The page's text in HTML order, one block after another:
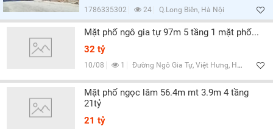
GIẤY TỜ PHÁP LÝ
Tất cả
PHÙ HỢP LÀM
Tất cả
1786335302 24 Q.Long Biên, Hà Nội
Mặt phố ngô gia tự 97m 5 tầng 1 mặt phố...
32 tỷ
10/08 1 Đường Ngô Gia Tự, Việt Hưng, Hà Nội
Mặt phố ngọc lâm 56.4m mt 3.9m 4 tầng
21tỷ
21 tỷ